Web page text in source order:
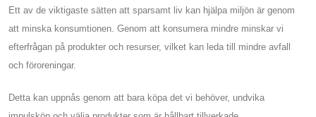
Ett av de viktigaste sätten att sparsamt liv kan hjälpa miljön är genom
att minska konsumtionen. Genom att konsumera mindre minskar vi
efterfrågan på produkter och resurser, vilket kan leda till mindre avfall
och föroreningar.
Detta kan uppnås genom att bara köpa det vi behöver, undvika